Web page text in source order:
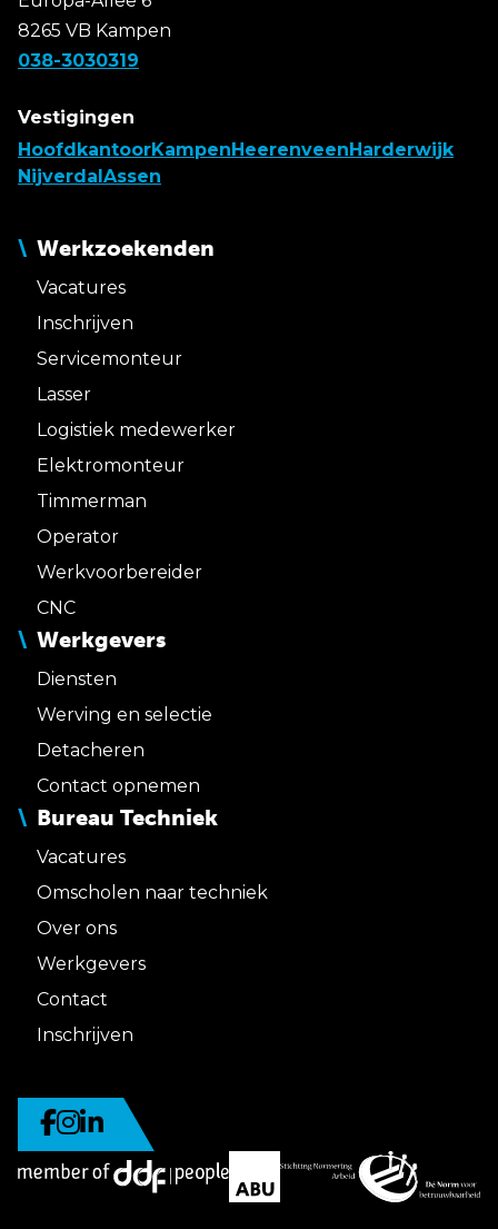
8265 VB Kampen
038-3030319
Vestigingen
HoofdkantoorKampen Heerenveen Harderwijk
Nijverdal Assen
Werkzoekenden
Vacatures
Inschrijven
Servicemonteur
Lasser
Logistiek medewerker
Elektromonteur
Timmerman
Operator
Werkvoorbereider
CNC
Werkgevers
Diensten
Werving en selectie
Detacheren
Contact opnemen
Bureau Techniek
Vacatures
Omscholen naar techniek
Over ons
Werkgevers
Contact
Inschrijven